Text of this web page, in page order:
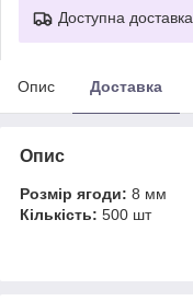
Доступна доставка
Опис Доставка
Опис
Розмір ягоди: 8 мм
Кількість: 500 шт